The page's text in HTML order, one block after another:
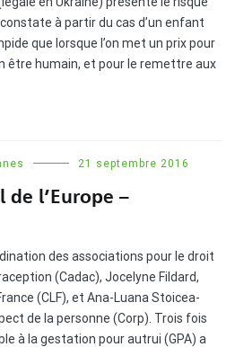
à partir du cas d’un enfant
que lorsque l’on met un prix pour
être humain, et pour le remettre aux
21 septembre 2016
de l’Europe –
des associations pour le droit
(Cadac), Jocelyne Fildard,
(CLF), et Ana-Luana Stoicea-
de la personne (Corp). Trois fois
à la gestation pour autrui (GPA) a